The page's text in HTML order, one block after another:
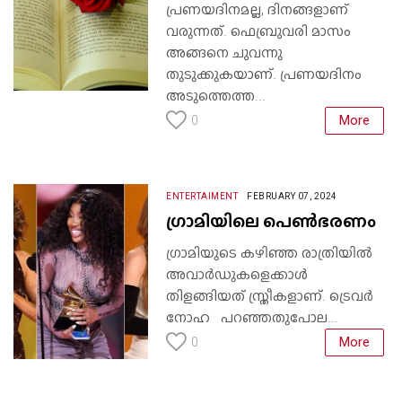
പ്രണയദിനമല്ല, ദിനങ്ങളാണ്
വരുന്നത്. ഫെബ്രുവരി മാസം
അങ്ങനെ ചുവന്നു
തുടുക്കുകയാണ്. പ്രണയദിനം
അടുത്തെത്ത...
0 More
ENTERTAIMENT FEBRUARY 07, 2024
ഗ്രാമിയിലെ പെൺഭരണം
ഗ്രാമിയുടെ കഴിഞ്ഞ രാത്രിയിൽ
അവാർഡുകളെക്കാൾ
തിളങ്ങിയത് സ്ത്രീകളാണ്. ട്രെവർ
നോഹ പറഞ്ഞതുപോല...
0 More